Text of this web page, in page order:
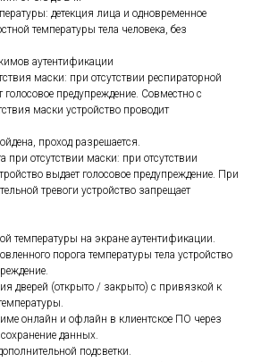
детекция лица и одновременное
температуры тела человека, без
аутентификации
маски: при отсутствии респираторной
голосовое предупреждение. Совместно с
маски устройство проводит
проход разрешается.
при отсутствии маски: при отсутствии
выдает голосовое предупреждение. При
тревоги устройство запрещает
температуры на экране аутентификации.
порога температуры тела устройство
дверей (открыто / закрыто) с привязкой к
онлайн и офлайн в клиентское ПО через
данных.
подсветки.